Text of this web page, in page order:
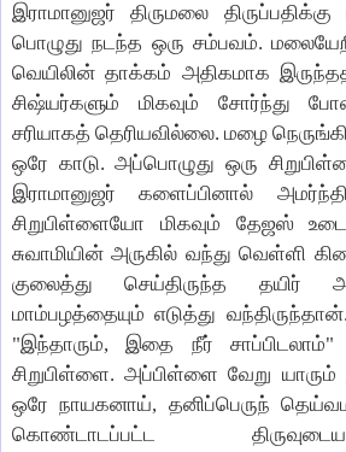
இராமானுஜர் திருமலை
பொழுது நடந்த ஒரு சம்பவம்.
வெயிலின் தாக்கம் அதிகமாக
சிஷ்யர்களும் மிகவும் சோர்ந்து
சரியாகத் தெரியவில்லை. மழை
ஒரே காடு. அப்பொழுது ஒரு
இராமானுஜர் களைப்பினால்
சிறுபிள்ளையோ மிகவும் தேஜஸ்
சுவாமியின் அருகில் வந்து வெள்ளி
குலைத்து செய்திருந்த தயிர்
மாம்பழத்தையும் எடுத்து
"இந்தாரும், இதை நீர்
சிறுபிள்ளை. அப்பிள்ளை வேறு
ஒரே நாயகனாய், தனிப்பெருந்
கொண்டாடப்பட்ட